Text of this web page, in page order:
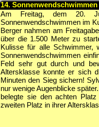
14.
Am Freitag, dem 20.
Sonnenwendschwimmen im
Berger nahmen am
über die 1.500 Meter zu
Kulisse für alle Schwimmer,
Sonnenwendschwimmen
Feld sehr gut durch und
Altersklasse konnte er sich
Minuten den Sieg sichern!
nur wenige Augenblicke
belegte sie den achten
zweiten Platz in ihrer